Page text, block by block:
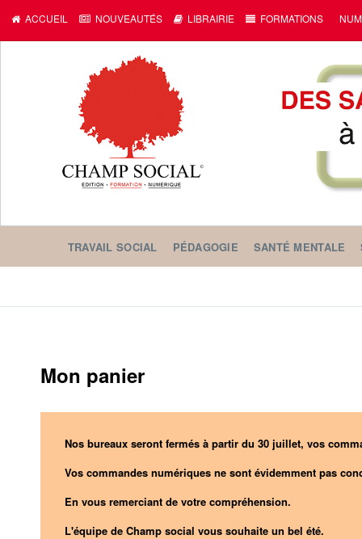
ACCUEIL NOUVEAUTÉS LIBRAIRIE FORMATIONS
TRAVAIL SOCIAL PÉDAGOGIE SANTÉ MENTALE
Mon panier
Nos bureaux seront fermés à partir du 30 juillet, vos
Vos commandes numériques ne sont évidemment pas
En vous remerciant de votre compréhension.
L'équipe de Champ social vous souhaite un bel été.